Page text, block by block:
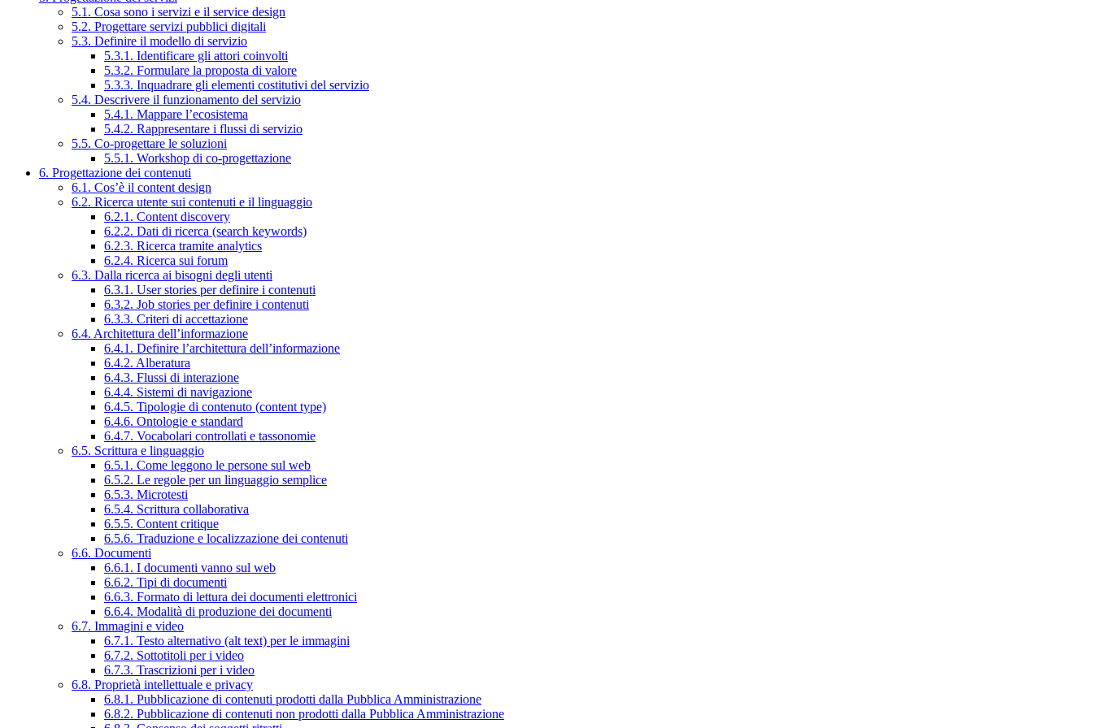
5.1. Cosa sono i servizi e il service design
5.2. Progettare servizi pubblici digitali
5.3. Definire il modello di servizio
5.3.1. Identificare gli attori coinvolti
5.3.2. Formulare la proposta di valore
5.3.3. Inquadrare gli elementi costitutivi del servizio
5.4. Descrivere il funzionamento del servizio
5.4.1. Mappare l’ecosistema
5.4.2. Rappresentare i flussi di servizio
5.5. Co-progettare le soluzioni
5.5.1. Workshop di co-progettazione
6. Progettazione dei contenuti
6.1. Cos’è il content design
6.2. Ricerca utente sui contenuti e il linguaggio
6.2.1. Content discovery
6.2.2. Dati di ricerca (search keywords)
6.2.3. Ricerca tramite analytics
6.2.4. Ricerca sui forum
6.3. Dalla ricerca ai bisogni degli utenti
6.3.1. User stories per definire i contenuti
6.3.2. Job stories per definire i contenuti
6.3.3. Criteri di accettazione
6.4. Architettura dell’informazione
6.4.1. Definire l’architettura dell’informazione
6.4.2. Alberatura
6.4.3. Flussi di interazione
6.4.4. Sistemi di navigazione
6.4.5. Tipologie di contenuto (content type)
6.4.6. Ontologie e standard
6.4.7. Vocabolari controllati e tassonomie
6.5. Scrittura e linguaggio
6.5.1. Come leggono le persone sul web
6.5.2. Le regole per un linguaggio semplice
6.5.3. Microtesti
6.5.4. Scrittura collaborativa
6.5.5. Content critique
6.5.6. Traduzione e localizzazione dei contenuti
6.6. Documenti
6.6.1. I documenti vanno sul web
6.6.2. Tipi di documenti
6.6.3. Formato di lettura dei documenti elettronici
6.6.4. Modalità di produzione dei documenti
6.7. Immagini e video
6.7.1. Testo alternativo (alt text) per le immagini
6.7.2. Sottotitoli per i video
6.7.3. Trascrizioni per i video
6.8. Proprietà intellettuale e privacy
6.8.1. Pubblicazione di contenuti prodotti dalla Pubblica Amministrazione
6.8.2. Pubblicazione di contenuti non prodotti dalla Pubblica Amministrazione